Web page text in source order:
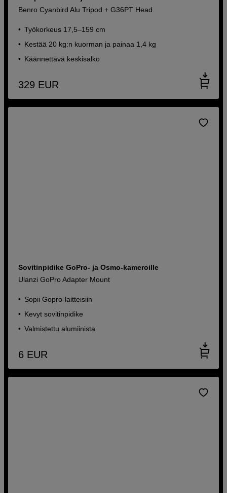
Benro Cyanbird Alu Tripod + G36PT Head
Työkorkeus 17,5–159 cm
Kestää 20 kg:n kuorman ja painaa 1,4 kg
Käännettävä keskisalko
329 EUR
Sovitinpidike GoPro- ja Osmo-kameroille
Ulanzi GoPro Adapter Mount
Sopii Gopro-laitteisiin
Kevyt sovitinpidike
Valmistettu alumiinista
6 EUR